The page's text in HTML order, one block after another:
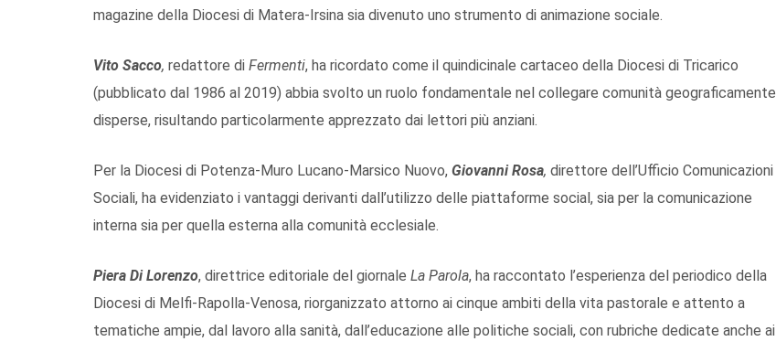
magazine della Diocesi di Matera-Irsina sia divenuto uno strumento di animazione sociale.
Vito Sacco, redattore di Fermenti, ha ricordato come il quindicinale cartaceo della Diocesi di Tricarico
(pubblicato dal 1986 al 2019) abbia svolto un ruolo fondamentale nel collegare comunità geograficamente
disperse, risultando particolarmente apprezzato dai lettori più anziani.
Per la Diocesi di Potenza-Muro Lucano-Marsico Nuovo, Giovanni Rosa, direttore dell’Ufficio Comunicazioni
Sociali, ha evidenziato i vantaggi derivanti dall’utilizzo delle piattaforme social, sia per la comunicazione
interna sia per quella esterna alla comunità ecclesiale.
Piera Di Lorenzo, direttrice editoriale del giornale La Parola, ha raccontato l’esperienza del periodico della
Diocesi di Melfi-Rapolla-Venosa, riorganizzato attorno ai cinque ambiti della vita pastorale e attento a
tematiche ampie, dal lavoro alla sanità, dall’educazione alle politiche sociali, con rubriche dedicate anche ai